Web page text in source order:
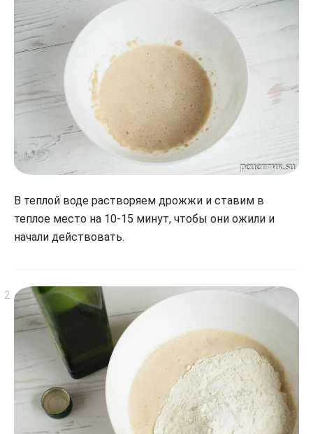
В теплой воде растворяем дрожжи и ставим в
теплое место на 10-15 минут, чтобы они ожили и
начали действовать.